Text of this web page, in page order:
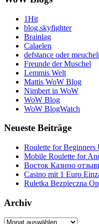
1Hit
blog.skyfighter
Brainlag
Calaelen
defstance oder
Freunde der Muschel
Lemmis Welt
Mattis WoW Blog
Nimbert in WoW
WoW Blog
WoW BlogWatch
Neueste Beiträge
Roulette for
Mobile Roulette for
Восток Казино
Casino mit 1 Euro
Ruletka Bezpieczna
Archiv
Archiv